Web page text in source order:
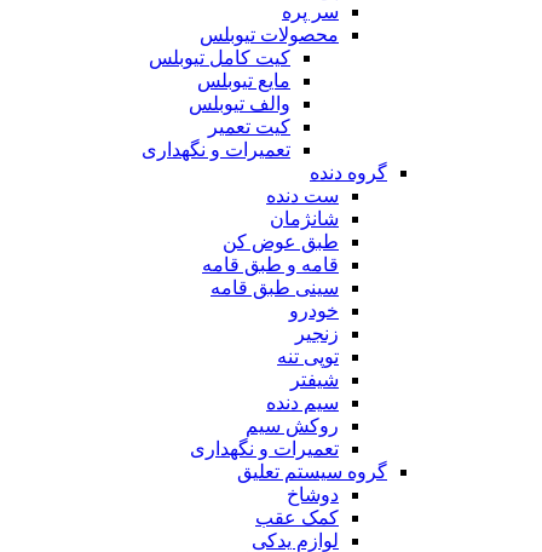
سر پره
محصولات تیوبلس
کیت کامل تیوبلس
مایع تیوبلس
والف تیوبلس
کیت تعمیر
تعمیرات و نگهداری
گروه دنده
ست دنده
شانژمان
طبق عوض کن
قامه و طبق قامه
سینی طبق قامه
خودرو
زنجیر
توپی تنه
شیفتر
سیم دنده
روکش سیم
تعمیرات و نگهداری
گروه سیستم تعلیق
دوشاخ
کمک عقب
لوازم یدکی